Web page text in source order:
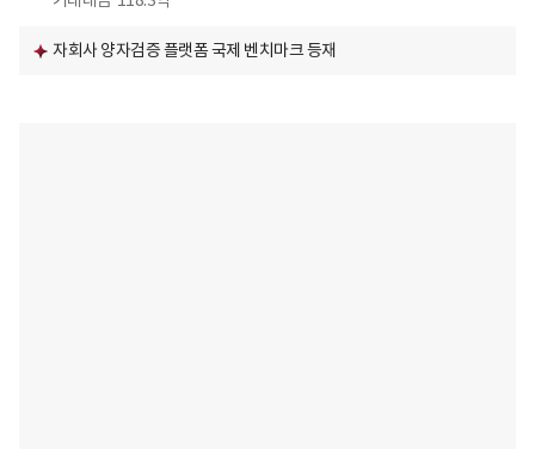
자회사 양자검증 플랫폼 국제 벤치마크 등재